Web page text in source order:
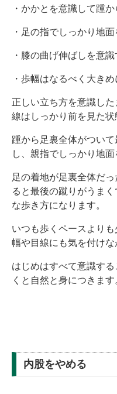
・かかとを意識して踵
・足の指でしっかり地面
・膝の曲げ伸ばしを意識
・歩幅はなるべく大きめ
正しい立ち方を意識し
線はしっかり前を見た状
踵から足裏全体がつい
し、親指でしっかり地面
足の着地が足裏全体だ
ると最後の蹴りがうま
な歩き方になります。
いつも歩くペースより
幅や目線にも気を付けな
はじめはすべて意識す
くと自然と身につきます
内股をやめる